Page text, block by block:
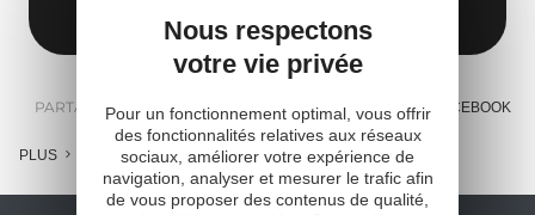
PARTAGER : E-MAIL MESSENGER FACEBOOK
PLUS
Nous respectons
votre vie privée
Pour un fonctionnement optimal, vous offrir
des fonctionnalités relatives aux réseaux
sociaux, améliorer votre expérience de
navigation, analyser et mesurer le trafic afin
de vous proposer des contenus de qualité,